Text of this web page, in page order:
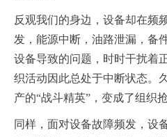
反观我们的身边，设备却在频
发，能源中断，油路泄漏，备
设备导致的问题，时时干扰着
织活动因此总处于中断状态。
产的“战斗精英”，变成了组织
同样，面对设备故障频发，设